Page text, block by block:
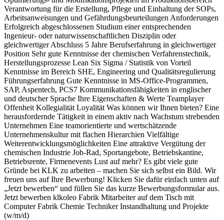
Verantwortung für die Erstellung, Pflege und Einhaltung der SOPs,
Arbeitsanweisungen und Gefährdungsbeurteilungen Anforderungen
Erfolgreich abgeschlossenen Studium einer entsprechenden
Ingenieur- oder naturwissenschaftlichen Disziplin oder
gleichwertiger Abschluss 5 Jahre Berufserfahrung in gleichwertiger
Position Sehr gute Kenntnisse der chemischen Verfahrenstechnik,
Herstellungsprozesse Lean Six Sigma / Statistik von Vorteil
Kenntnisse im Bereich SHE, Engineering und Qualitätsregulierung
Führungserfahrung Gute Kenntnisse in MS-Office-Programmen,
SAP, Aspentech, PCS7 Kommunikationsfähigkeiten in englischer
und deutscher Sprache Ihre Eigenschaften & Werte Teamplayer
Offenheit Kollegialität Loyalität Was können wir Ihnen bieten? Eine
herausfordernde Tätigkeit in einem aktiv nach Wachstum strebenden
Unternehmen Eine teamorientierte und wertschätzende
Unternehmenskultur mit flachen Hierarchien Vielfältige
Weiterentwicklungsmöglichkeiten Eine attraktive Vergütung der
chemischen Industrie Job-Rad, Sportangebote, Betriebskantine,
Betriebsrente, Firmenevents Lust auf mehr? Es gibt viele gute
Gründe bei KLK zu arbeiten – machen Sie sich selbst ein Bild. Wir
freuen uns auf Ihre Bewerbung! Klicken Sie dafür einfach unten auf
„Jetzt bewerben“ und füllen Sie das kurze Bewerbungsformular aus.
Jetzt bewerben klkoleo Fabrik Mitarbeiter auf dem Tisch mit
Computer Fabrik Chemie Techniker Instandhaltung und Projekte
(w/m/d)